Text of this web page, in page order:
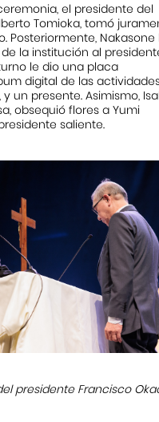
el presidente del
Tomioka, tomó
Posteriormente, Nakasone
la institución al
le dio una placa
digital de las
un presente. Asimismo,
obsequió flores a Yumi
saliente.
presidente Francisco